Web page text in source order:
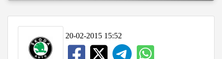
20-02-2015 15:52